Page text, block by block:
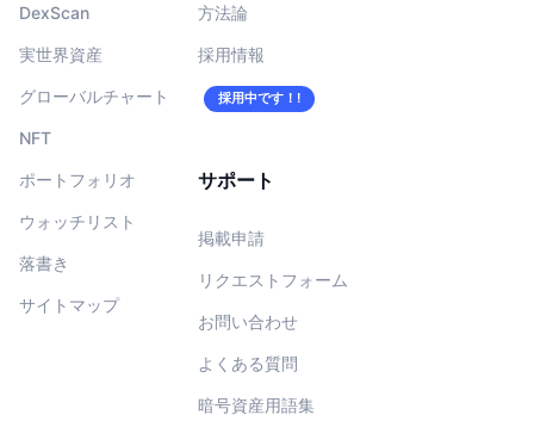
DexScan
実世界資産
グローバルチャート
NFT
ポートフォリオ
ウォッチリスト
落書き
サイトマップ
方法論
採用情報
採用中です！!
サポート
掲載申請
リクエストフォーム
お問い合わせ
よくある質問
暗号資産用語集